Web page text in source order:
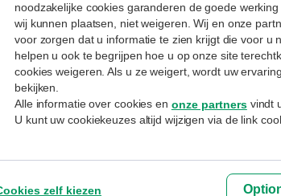
olieprijzen en
pandemie en dalende vraag
voorgestelde
een prijs- en productieoorlog,
In 2022 kwam Saoedi-Arabië
vermeende steun aan Rusland
spanningen blijven mogelijk,
die sancties omzeilt en
noodzakelijke cookies garanderen de goede
wij kunnen plaatsen, niet weigeren. Wij en onze
voor zorgen dat u informatie te zien krijgt die voor u
helpen u ook te begrijpen hoe u op onze site
cookies weigeren. Als u ze weigert, wordt uw
bekijken.
Alle informatie over cookies en onze partnersvindt
U kunt uw cookiekeuzes altijd wijzigen via de link
zelf kiezen